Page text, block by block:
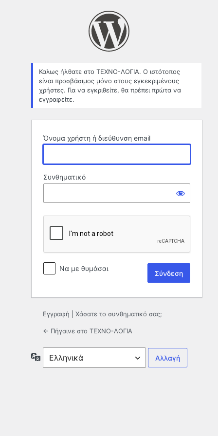
Καλως ήλθατε στο ΤΕΧΝΟ-ΛΟΓΙΑ. Ο ιστότοπος
είναι προσβάσιμος μόνο στους εγκεκριμένους
χρήστες. Για να εγκριθείτε, θα πρέπει πρώτα να
εγγραφείτε.
Όνομα χρήστη ή διεύθυνση email
Συνθηματικό
Να με θυμάσαι
Εγγραφή Χάσατε το συνθηματικό σας;
← Πήγαινε στο ΤΕΧΝΟ-ΛΟΓΙΑ
Γλώσσα